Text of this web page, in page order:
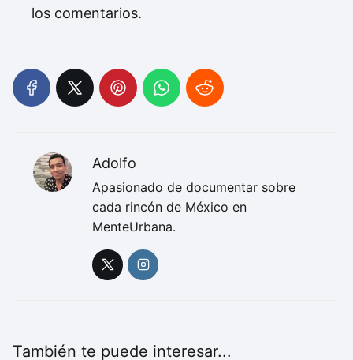
los comentarios.
Adolfo
Apasionado de documentar sobre
cada rincón de México en
MenteUrbana.
También te puede interesar...